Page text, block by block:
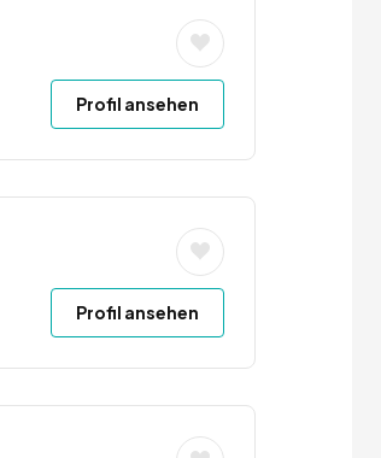
Profil ansehen
Profil ansehen